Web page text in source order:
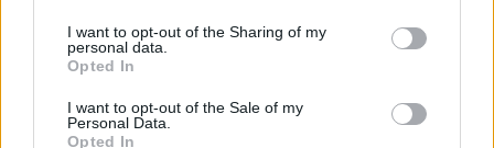
I want to opt-out of the Sharing of my
personal data.
Opted In
I want to opt-out of the Sale of my
Personal Data.
Opted In
A keresett cikk a portfolio.hu hírarchívumához
tartozik, melynek olvasása előfizetéses
regisztrációhoz kötött.
Az előfizetés a következőket tartalmazza: